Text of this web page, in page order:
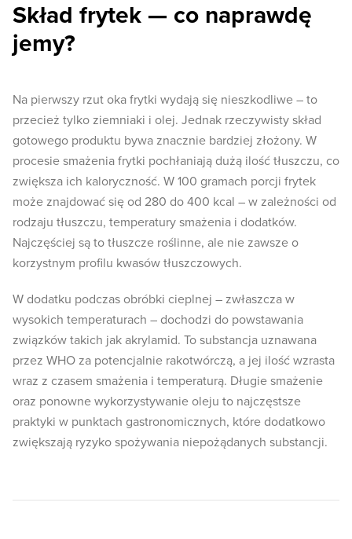
Skład frytek — co naprawdę
jemy?
Na pierwszy rzut oka frytki wydają się nieszkodliwe – to
przecież tylko ziemniaki i olej. Jednak rzeczywisty skład
gotowego produktu bywa znacznie bardziej złożony. W
procesie smażenia frytki pochłaniają dużą ilość tłuszczu, co
zwiększa ich kaloryczność. W 100 gramach porcji frytek
może znajdować się od 280 do 400 kcal – w zależności od
rodzaju tłuszczu, temperatury smażenia i dodatków.
Najczęściej są to tłuszcze roślinne, ale nie zawsze o
korzystnym profilu kwasów tłuszczowych.
W dodatku podczas obróbki cieplnej – zwłaszcza w
wysokich temperaturach – dochodzi do powstawania
związków takich jak akrylamid. To substancja uznawana
przez WHO za potencjalnie rakotwórczą, a jej ilość wzrasta
wraz z czasem smażenia i temperaturą. Długie smażenie
oraz ponowne wykorzystywanie oleju to najczęstsze
praktyki w punktach gastronomicznych, które dodatkowo
zwiększają ryzyko spożywania niepożądanych substancji.